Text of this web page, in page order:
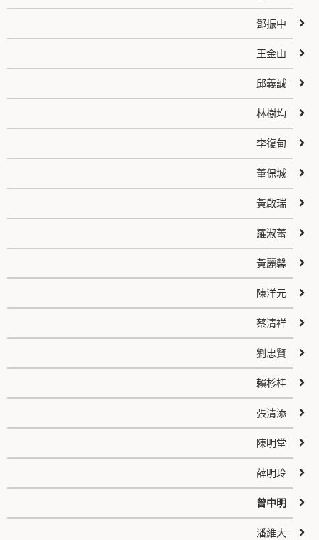
鄧振中
王金山
邱義誠
林樹均
李復甸
董保城
黃啟瑞
羅淑蕾
黃麗馨
陳洋元
蔡清祥
劉忠賢
賴杉桂
張清添
陳明堂
薛明玲
曾中明
潘維大